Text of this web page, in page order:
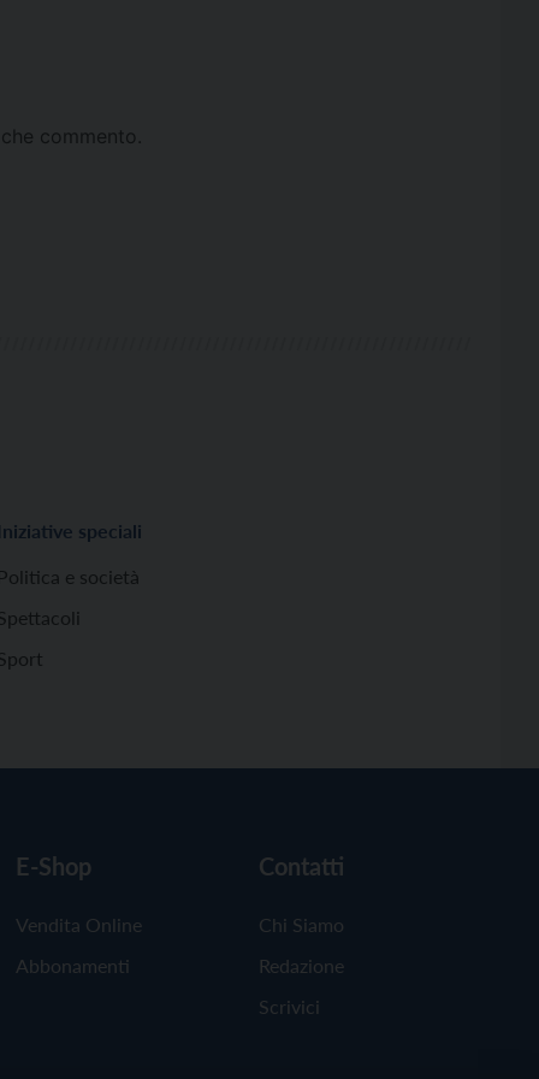
commento.
Iniziative speciali
Politica e società
E-Shop
Vendita Online
Abbonamenti
Contatti
Chi Siamo
Redazione
Scrivici